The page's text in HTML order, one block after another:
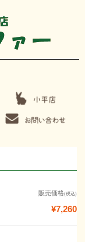
販売価格(税込)
¥7,260